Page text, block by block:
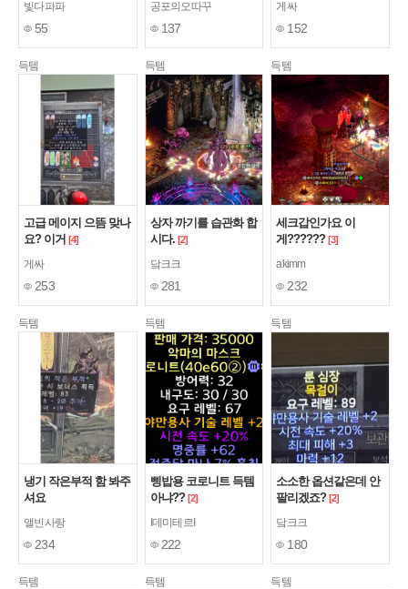
빛다파파
55
공포의오따꾸
137
게싸
152
득템
고급 메이지 으뜸 맞나
요? 이거 [4]
게싸
253
득템
상자 까기를 습관화 합
시다. [2]
닼크크
281
득템
세크갑인가요 이
게?????? [3]
akimm
232
득템
냉기 작은부적 함 봐주
셔요
앨빈사랑
234
득템
삥밥용 코로니트 득템
아냐?? [2]
I데미테르I
222
득템
소소한 옵션같은데 안
팔리겠죠? [2]
닼크크
180
득템 득템 득템